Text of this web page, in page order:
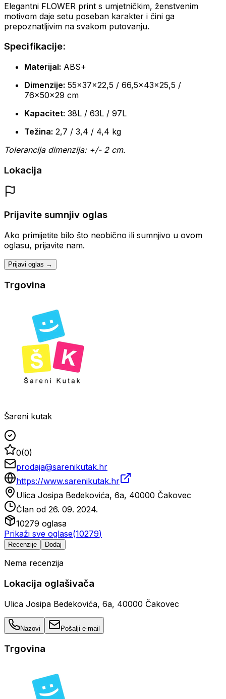
Elegantni FLOWER print s umjetničkim, ženstvenim
motivom daje setu poseban karakter i čini ga
prepoznatljivim na svakom putovanju.
Specifikacije:
Materijal: ABS+
Dimenzije: 55x37x22,5 / 66,5x43x25,5 /
76x50x29 cm
Kapacitet: 38L / 63L / 97L
Težina: 2,7 / 3,4 / 4,4 kg
Tolerancija dimenzija: +/- 2 cm.
Lokacija
Prijavite sumnjiv oglas
Ako primijetite bilo što neobično ili sumnjivo u ovom
oglasu, prijavite nam.
Prijavi oglas →
Trgovina
Šareni kutak
0(0)
prodaja@sarenikutak.hr
https://www.sarenikutak.hr
Ulica Josipa Bedekovića, 6a, 40000 Čakovec
Član od 26. 09. 2024.
10279 oglasa
Prikaži sve oglase(10279)
Recenzije Dodaj
Nema recenzija
Lokacija oglašivača
Ulica Josipa Bedekovića, 6a, 40000 Čakovec
Nazovi Pošalji e-mail
Trgovina